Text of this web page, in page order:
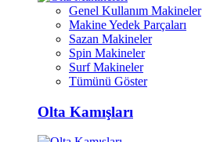
Genel Kullanım Makineler
Makine Yedek Parçaları
Sazan Makineler
Spin Makineler
Surf Makineler
Tümünü Göster
Olta Kamışları